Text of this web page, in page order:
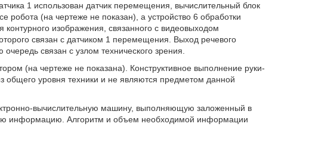
1 использован датчик перемещения, вычислительный блок
(на чертеже не показан), а устройство 6 обработки
изображения, связанного с видеовыходом
связан с датчиком 1 перемещения. Выход речевого
связан с узлом технического зрения.
(на чертеже не показана). Конструктивное выполнение руки-
общего уровня техники и не являются предметом данной
вычислительную машину, выполняющую заложенный в
информацию. Алгоритм и объем необходимой информации